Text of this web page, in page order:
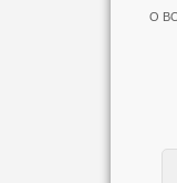
О